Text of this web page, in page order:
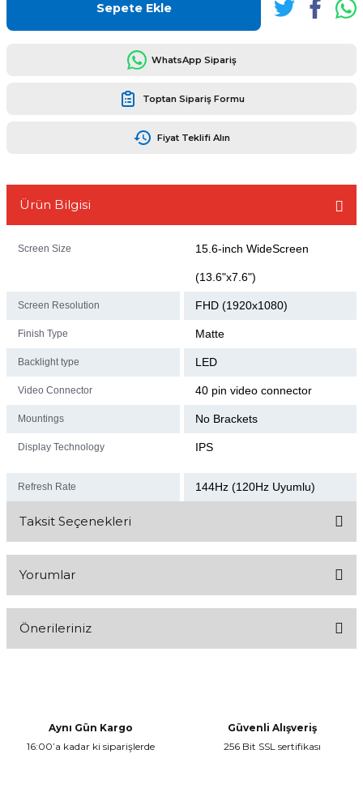
Sepete Ekle
WhatsApp Sipariş
Toptan Sipariş Formu
Fiyat Teklifi Alın
Ürün Bilgisi
Screen Size 15.6-inch WideScreen
(13.6"x7.6")
Screen Resolution FHD (1920x1080)
Finish Type Matte
Backlight type LED
Video Connector 40 pin video connector
Mountings No Brackets
Display Technology IPS
Refresh Rate 144Hz (120Hz Uyumlu)
Taksit Seçenekleri
Yorumlar
Önerileriniz
Ürün resmi kalitesiz, bozuk veya görüntülenemiyor.
Aynı Gün Kargo
16:00’a kadar ki siparişlerde
Güvenli Alışveriş
256 Bit SSL sertifikası